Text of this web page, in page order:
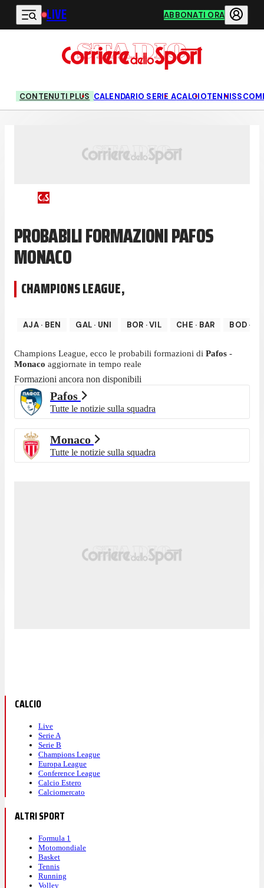
Vai al contenuto principale
LIVE ABBONATI ORA
CONTENUTI PLUS CALENDARIO SERIE ACALCIOTENNIS
PROBABILI FORMAZIONI PAFOS
MONACO
CHAMPIONS LEAGUE,
AJA· BEN GAL · UNI BOR ·VIL CHE · BAR BOD ·
Champions League, ecco le probabili formazioni di Pafos -
Monaco aggiornate in tempo reale
Formazioni ancora non disponibili
Pafos
Tutte le notizie sulla squadra
Monaco
Tutte le notizie sulla squadra
CALCIO
Live
Serie A
Serie B
Champions League
Europa League
Conference League
Calcio Estero
Calciomercato
ALTRI SPORT
Formula 1
Motomondiale
Basket
Tennis
Running
Volley